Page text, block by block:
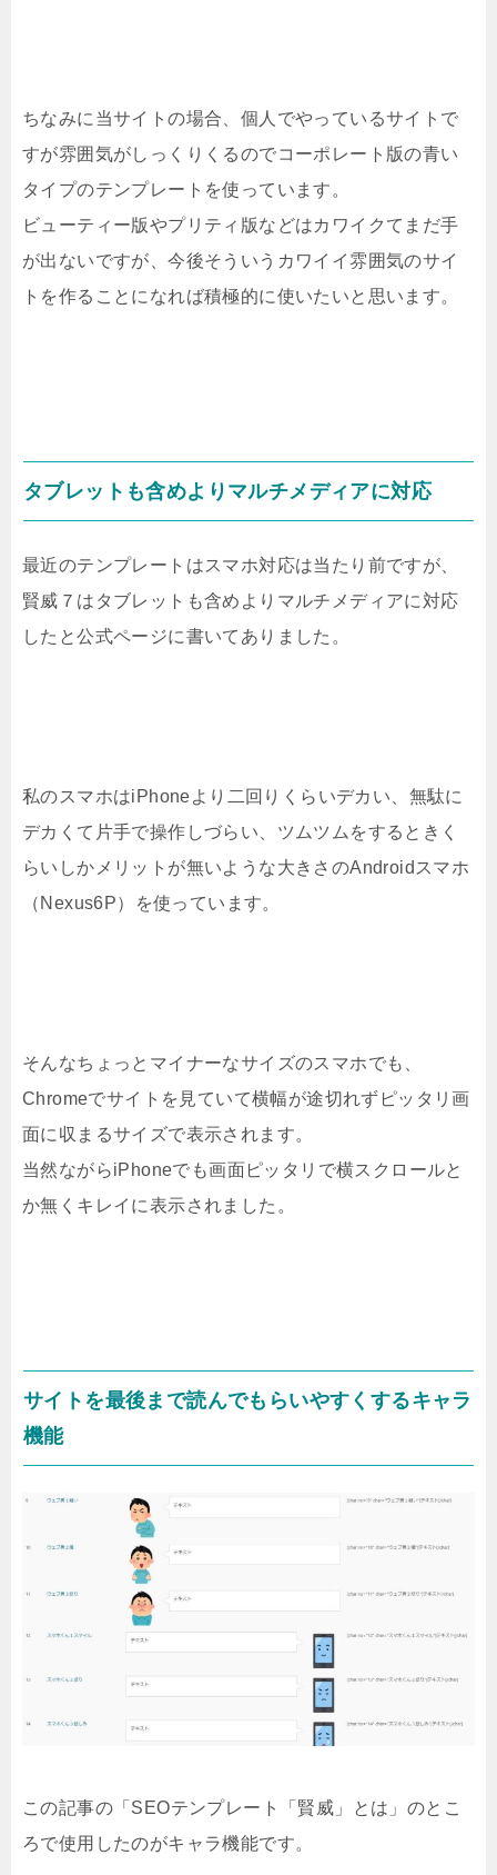
ちなみに当サイトの場合、個人でやっているサイトで
すが雰囲気がしっくりくるのでコーポレート版の青い
タイプのテンプレートを使っています。
ビューティー版やプリティ版などはカワイクてまだ手
が出ないですが、今後そういうカワイイ雰囲気のサイ
トを作ることになれば積極的に使いたいと思います。
タブレットも含めよりマルチメディアに対応
最近のテンプレートはスマホ対応は当たり前ですが、
賢威７はタブレットも含めよりマルチメディアに対応
したと公式ページに書いてありました。
私のスマホはiPhoneより二回りくらいデカい、無駄に
デカくて片手で操作しづらい、ツムツムをするときく
らいしかメリットが無いような大きさのAndroidスマホ
（Nexus6P）を使っています。
そんなちょっとマイナーなサイズのスマホでも、
Chromeでサイトを見ていて横幅が途切れずピッタリ画
面に収まるサイズで表示されます。
当然ながらiPhoneでも画面ピッタリで横スクロールと
か無くキレイに表示されました。
サイトを最後まで読んでもらいやすくするキャラ
機能
この記事の「SEOテンプレート「賢威」とは」のとこ
ろで使用したのがキャラ機能です。